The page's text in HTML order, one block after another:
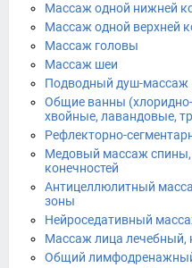
Массаж одной нижней
Массаж одной верхней
Массаж головы
Массаж шеи
Подводный душ-массаж
Общие ванны
хвойные, лавандовые,
Рефлекторно-
Медовый массаж
конечностей
Антицеллюлитный
зоны
Нейроседативный
Массаж лица лечебный,
Общий